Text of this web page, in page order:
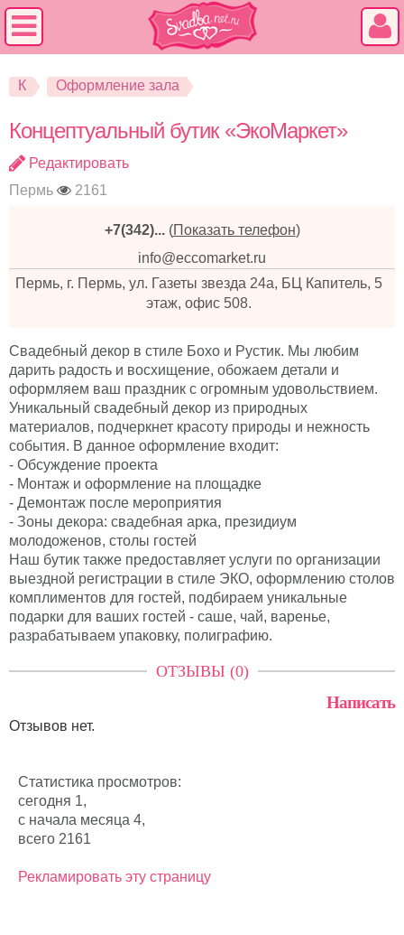
К Оформление зала
Концептуальный бутик «ЭкоМаркет»
Редактировать
Пермь
2161
+7(342)... (Показать телефон)
info@eccomarket.ru
Пермь, г. Пермь, ул. Газеты звезда 24а, БЦ Капитель, 5
этаж, офис 508.
Свадебный декор в стиле Бохо и Рустик. Мы любим
дарить радость и восхищение, обожаем детали и
оформляем ваш праздник с огромным удовольствием.
Уникальный свадебный декор из природных
материалов, подчеркнет красоту природы и нежность
события. В данное оформление входит:
- Обсуждение проекта
- Монтаж и оформление на площадке
- Демонтаж после мероприятия
- Зоны декора: свадебная арка, президиум
молодоженов, столы гостей
Наш бутик также предоставляет услуги по организации
выездной регистрации в стиле ЭКО, оформлению столов
комплиментов для гостей, подбираем уникальные
подарки для ваших гостей - саше, чай, варенье,
разрабатываем упаковку, полиграфию.
ОТЗЫВЫ (0)
Написать
Отзывов нет.
Статистика просмотров:
сегодня 1,
с начала месяца 4,
всего 2161
Рекламировать эту страницу